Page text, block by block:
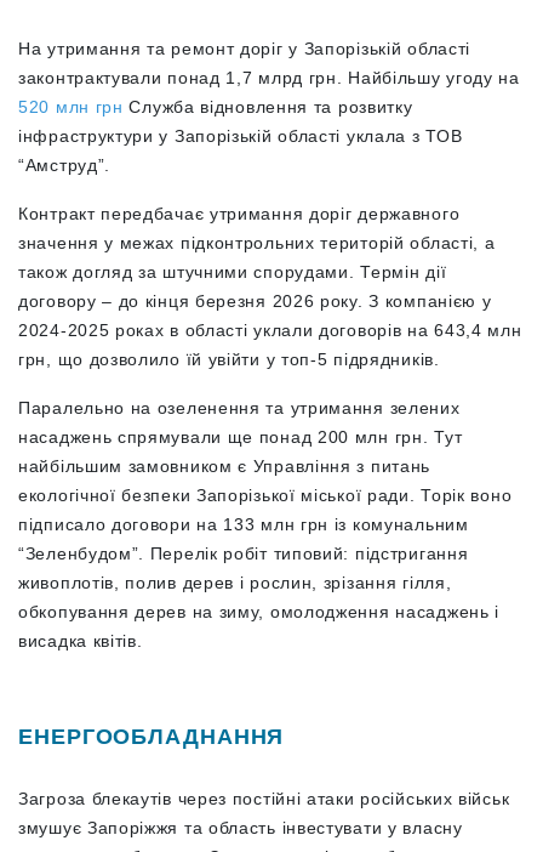
На утримання та ремонт доріг у Запорізькій області
законтрактували понад 1,7 млрд грн. Найбільшу угоду на
520 млн грн Служба відновлення та розвитку
інфраструктури у Запорізькій області уклала з ТОВ
“Амструд”.
Контракт передбачає утримання доріг державного
значення у межах підконтрольних територій області, а
також догляд за штучними спорудами. Термін дії
договору – до кінця березня 2026 року. З компанією у
2024-2025 роках в області уклали договорів на 643,4 млн
грн, що дозволило їй увійти у топ-5 підрядників.
Паралельно на озеленення та утримання зелених
насаджень спрямували ще понад 200 млн грн. Тут
найбільшим замовником є Управління з питань
екологічної безпеки Запорізької міської ради. Торік воно
підписало договори на 133 млн грн із комунальним
“Зеленбудом”. Перелік робіт типовий: підстригання
живоплотів, полив дерев і рослин, зрізання гілля,
обкопування дерев на зиму, омолодження насаджень і
висадка квітів.
ЕНЕРГООБЛАДНАННЯ
Загроза блекаутів через постійні атаки російських військ
змушує Запоріжжя та область інвестувати у власну